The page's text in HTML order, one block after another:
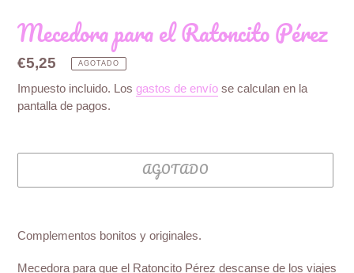
Mecedora para el Ratoncito Pérez
Precio
habitual
€5,25 AGOTADO
Impuesto incluido. Los gastos de envío se calculan en la
pantalla de pagos.
AGOTADO
el
producto
a
Complementos bonitos y originales.
Mecedora para que el Ratoncito Pérez descanse de los viajes